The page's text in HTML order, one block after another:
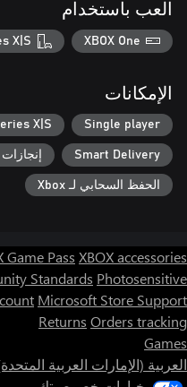
العب باستخدام
XBOX One
X|S
الإمكانات
Single player
X|S
Smart Delivery إنجازات Xbox
الحفظ السحابي لـ Xbox
Game Pass XBOX accessories
Standards Photosensitive
Microsoft Store Support
Returns Orders tracking
Games
العربية (الإمارات العربية